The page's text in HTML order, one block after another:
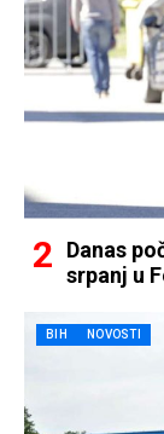
Danas
srpanj u
BIH NOVOSTI